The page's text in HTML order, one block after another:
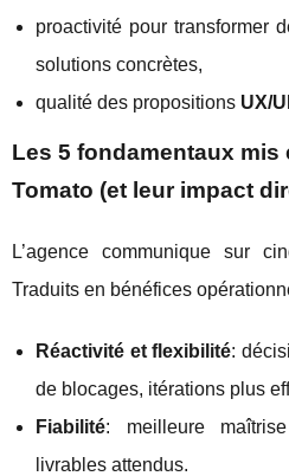
proactivité pour transformer
solutions concrètes,
qualité des propositions UX/UI
Les 5 fondamentaux mis
Tomato (et leur impact
L’agence communique sur
Traduits en bénéfices
Réactivité et flexibilité:
de blocages, itérations plus
Fiabilité: meilleure
livrables attendus.